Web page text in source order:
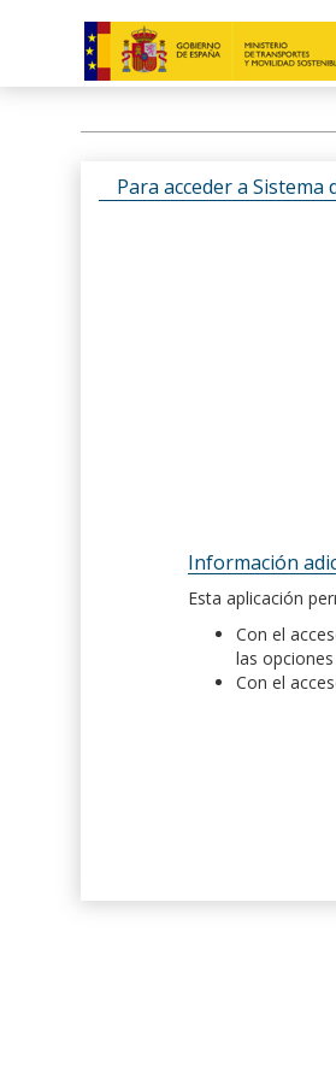
Para acceder a
Información
Esta aplicación
Con el
las
Con el